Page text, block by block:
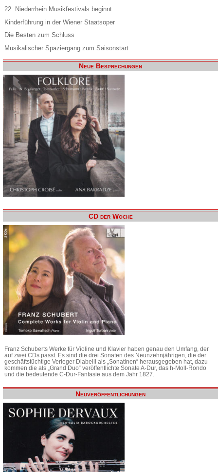
22. Niederrhein Musikfestivals beginnt
Kinderführung in der Wiener Staatsoper
Die Besten zum Schluss
Musikalischer Spaziergang zum Saisonstart
Neue Besprechungen
CD der Woche
Franz Schuberts Werke für Violine und Klavier haben genau den Umfang, der
auf zwei CDs passt. Es sind die drei Sonaten des Neunzehnjährigen, die der
geschäftstüchtige Verleger Diabelli als „Sonatinen“ herausgegeben hat, dazu
kommen die als „Grand Duo“ veröffentlichte Sonate A-Dur, das h-Moll-Rondo
und die bedeutende C-Dur-Fantasie aus dem Jahr 1827.
Neuveröffentlichungen